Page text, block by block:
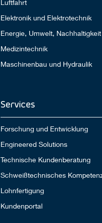
Luftfahrt
Elektronik und Elektrotechnik
Energie, Umwelt, Nachhaltigkeit
Medizintechnik
Maschinenbau und Hydraulik
Services
Forschung und Entwicklung
Engineered Solutions
Technische Kundenberatung
Schweißtechnisches
Lohnfertigung
Kundenportal